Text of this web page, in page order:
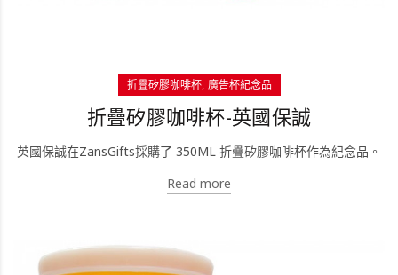
折疊矽膠咖啡杯 廣告杯紀念品
折疊矽膠咖啡杯-英國保誠
英國保誠在ZansGifts採購了 350ML 折疊矽膠咖啡杯作為紀念品。
Read more